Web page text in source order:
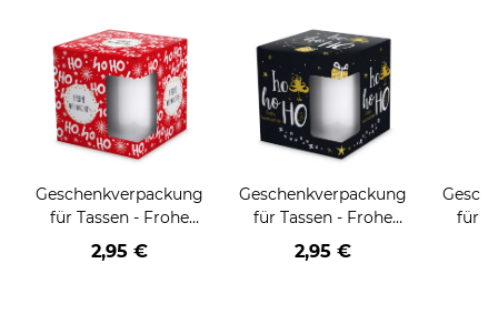
Geschenkverpackung
für Tassen - Frohe
Weihnachten - HO
HO HO - rot
2,95 €
Geschenkverpackung
für Tassen - Frohe
Weihnachten - HO
HO HO - schwarz
2,95 €
für